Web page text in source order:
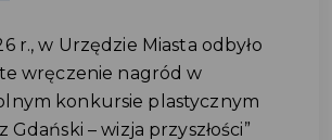
r., w Urzędzie Miasta odbyło
wręczenie nagród w
konkursie plastycznym
Gdański – wizja przyszłości”